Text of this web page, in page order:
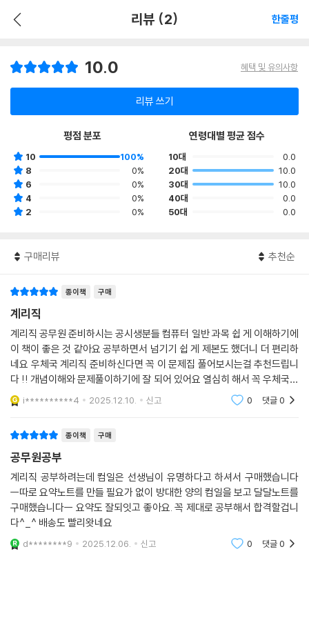
리뷰 (2) 한줄평
10.0 혜택 및 유의사항
리뷰 쓰기
평점 분포
10
100%
8
0%
6
0%
4
0%
2
0%
연령대별 평균 점수
10대
0.0
20대
10.0
30대
10.0
40대
0.0
50대
0.0
구매리뷰 추천순
종이책 구매
계리직
계리직 공무원 준비하시는 공시생분들 컴퓨터 일반 과목 쉽 게 이해하기에
이 책이 좋은 것 같아요 공부하면서 넘기기 쉽 게 제본도 했더니 더 편리하
네요 우체국 계리직 준비하신다면 꼭 이 문제집 풀어보시는걸 추천드립니
다 !! 개념이해와 문제풀이하기에 잘 되어 있어요 열심히 해서 꼭 우체국에
서 근무하시길 바랍니다 모든 계리직 공무원 공시생분들 화이팅입니다!!
다들 힘내자구
i**********4 2025.12.10. 신고 0 댓글0
종이책 구매
공무원공부
계리직 공부하려는데 컴일은 선생님이 유명하다고 하셔서 구매했습니다
ㅡ따로 요약노트를 만들 필요가 없이 방대한 양의 컴일을 보고 달달노트를
구매했습니다ㅡ 요약도 잘되잇고 좋아요. 꼭 제대로 공부해서 합격할겁니
다^_^ 배송도 빨리왓네요
d********9 2025.12.06. 신고 0 댓글0